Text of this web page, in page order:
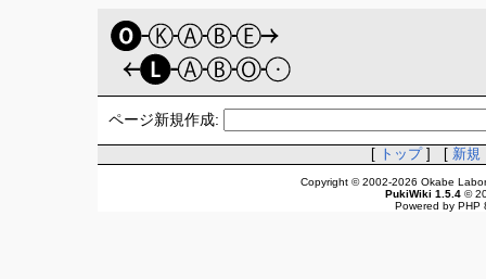
ページ新規作成:
[ トップ] [ 新規
Copyright © 2002-2026 Okabe
PukiWiki 1.5.4 ©
Powered by PHP